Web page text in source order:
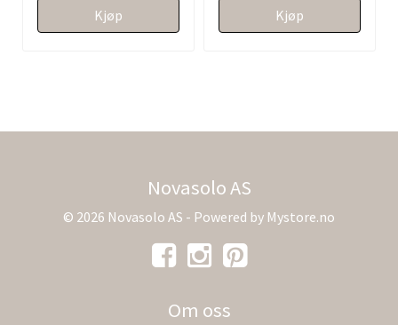
Kjøp Kjøp
Novasolo AS
© 2026 Novasolo AS - Powered by Mystore.no
Om oss